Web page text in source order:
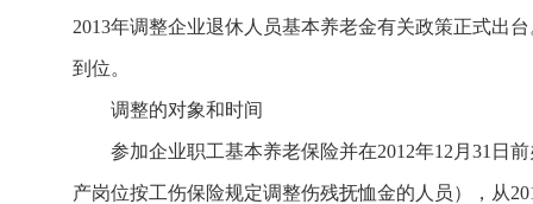
2013年调整企业退休人员基本养老金有关政策正式出
到位。
调整的对象和时间
参加企业职工基本养老保险并在2012年12月31日前
产岗位按工伤保险规定调整伤残抚恤金的人员），从